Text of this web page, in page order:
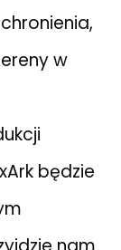
w
będzie